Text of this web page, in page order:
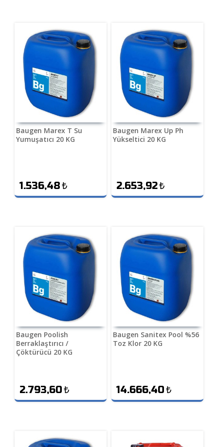
Baugen Marex T Su
Yumuşatıcı 20 KG
1.536,48₺
Baugen Marex Up Ph
Yükseltici 20 KG
2.653,92₺
Baugen Poolish
Berraklaştırıcı /
Çöktürücü 20 KG
2.793,60₺
Baugen Sanitex Pool %56
Toz Klor 20 KG
14.666,40₺